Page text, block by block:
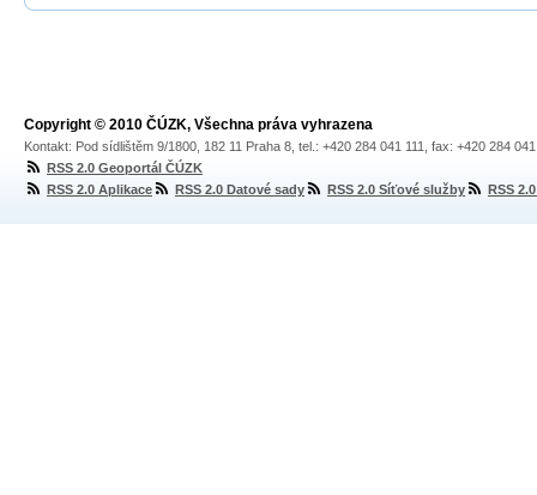
Copyright © 2010 ČÚZK, Všechna práva vyhrazena
Kontakt: Pod sídlištěm 9/1800, 182 11 Praha 8, tel.: +420 284 041 111, fax: +420 284
RSS 2.0 Geoportál ČÚZK
RSS 2.0 Aplikace
RSS 2.0 Datové sady RSS 2.0 Síťové služby RSS